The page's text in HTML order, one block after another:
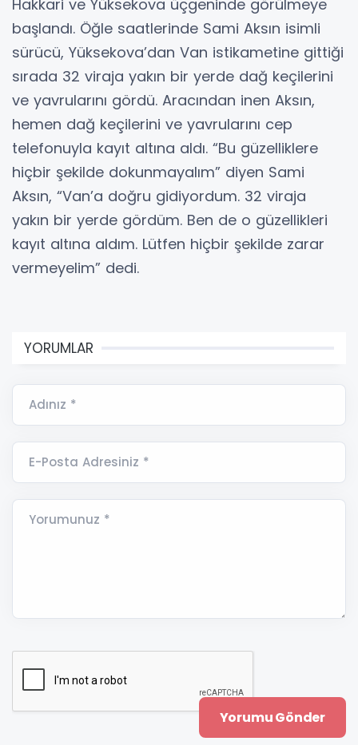
Hakkari ve Yüksekova üçgeninde görülmeye
başlandı. Öğle saatlerinde Sami Aksın isimli
sürücü, Yüksekova’dan Van istikametine gittiği
sırada 32 viraja yakın bir yerde dağ keçilerini
ve yavrularını gördü. Aracından inen Aksın,
hemen dağ keçilerini ve yavrularını cep
telefonuyla kayıt altına aldı. “Bu güzelliklere
hiçbir şekilde dokunmayalım” diyen Sami
Aksın, “Van’a doğru gidiyordum. 32 viraja
yakın bir yerde gördüm. Ben de o güzellikleri
kayıt altına aldım. Lütfen hiçbir şekilde zarar
vermeyelim” dedi.
YORUMLAR
Adınız *
E-Posta Adresiniz *
Yorumunuz *